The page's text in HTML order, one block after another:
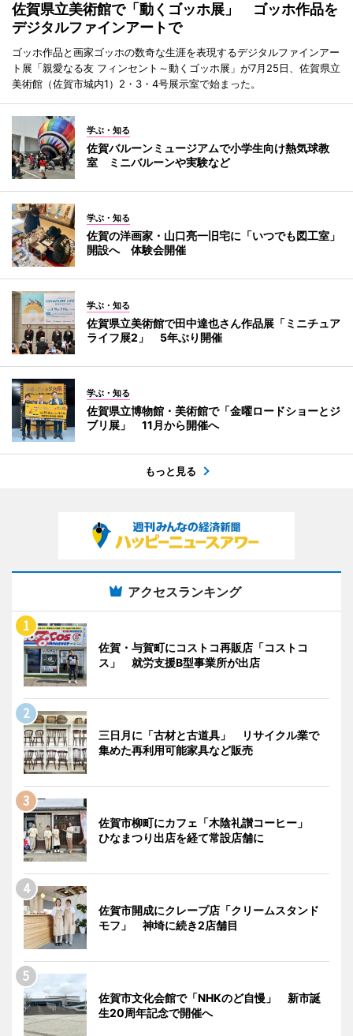
佐賀県立美術館で「動くゴッホ展」 ゴッホ作品を
デジタルファインアートで
ゴッホ作品と画家ゴッホの数奇な生涯を表現するデジタルファインアー
ト展「親愛なる友 フィンセント～動くゴッホ展」が7月25日、佐賀県立
美術館（佐賀市城内1）2・3・4号展示室で始まった。
学ぶ・知る
佐賀バルーンミュージアムで小学生向け熱気球教
室 ミニバルーンや実験など
学ぶ・知る
佐賀の洋画家・山口亮一旧宅に「いつでも図工室」
開設へ 体験会開催
学ぶ・知る
佐賀県立美術館で田中達也さん作品展「ミニチュア
ライフ展2」 5年ぶり開催
学ぶ・知る
佐賀県立博物館・美術館で「金曜ロードショーとジ
ブリ展」 11月から開催へ
もっと見る
アクセスランキング
佐賀・与賀町にコストコ再販店「コストコ
ス」 就労支援B型事業所が出店
三日月に「古材と古道具」 リサイクル業で
集めた再利用可能家具など販売
佐賀市柳町にカフェ「木陰礼讃コーヒー」
ひなまつり出店を経て常設店舗に
佐賀市開成にクレープ店「クリームスタンド
モフ」 神埼に続き2店舗目
佐賀市文化会館で「NHKのど自慢」 新市誕
生20周年記念で開催へ